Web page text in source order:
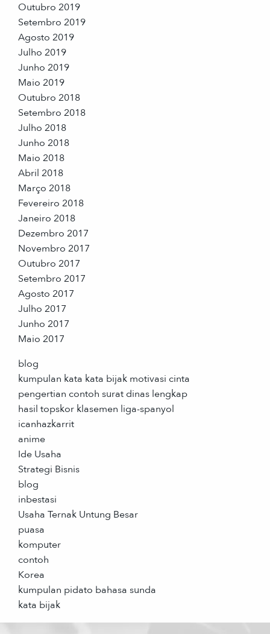
Outubro 2019
Setembro 2019
Agosto 2019
Julho 2019
Junho 2019
Maio 2019
Outubro 2018
Setembro 2018
Julho 2018
Junho 2018
Maio 2018
Abril 2018
Março 2018
Fevereiro 2018
Janeiro 2018
Dezembro 2017
Novembro 2017
Outubro 2017
Setembro 2017
Agosto 2017
Julho 2017
Junho 2017
Maio 2017
blog
kumpulan kata kata bijak motivasi cinta
pengertian contoh surat dinas lengkap
hasil topskor klasemen liga-spanyol
icanhazkarrit
anime
Ide Usaha
Strategi Bisnis
blog
inbestasi
Usaha Ternak Untung Besar
puasa
komputer
contoh
Korea
kumpulan pidato bahasa sunda
kata bijak